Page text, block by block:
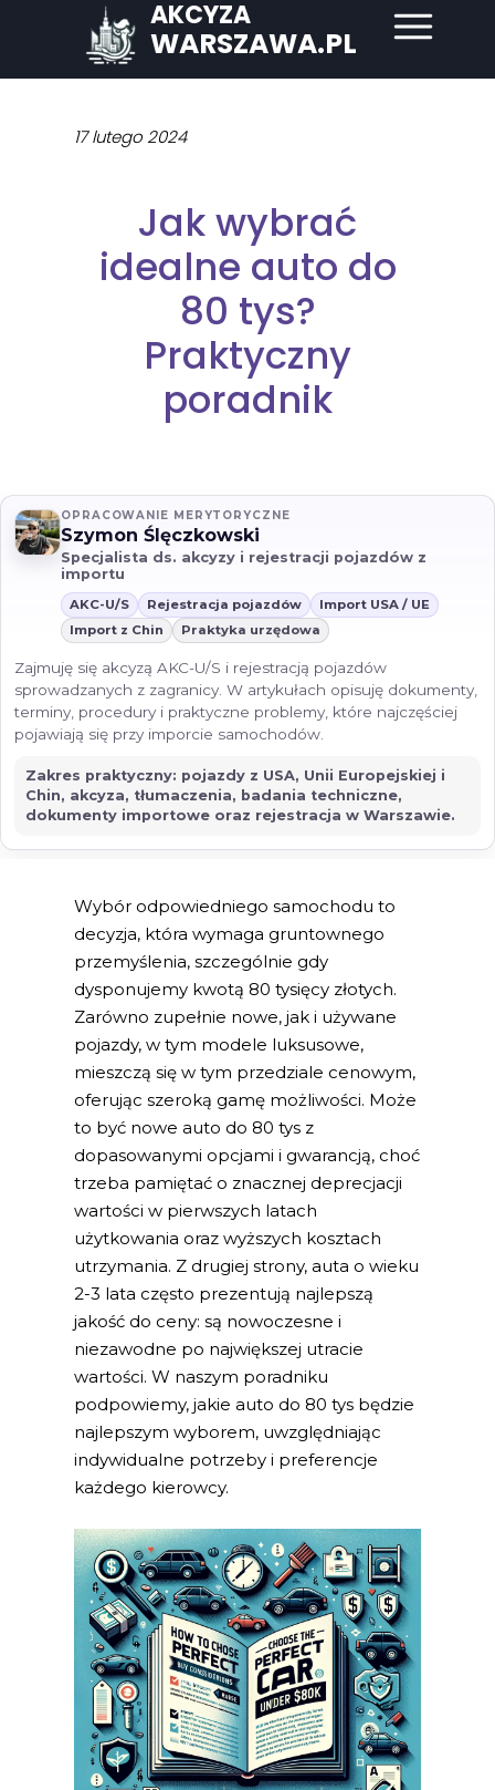
AKCYZA
WARSZAWA.PL
17 lutego 2024
Jak wybrać
idealne auto do
80 tys?
Praktyczny
poradnik
Wybór odpowiedniego samochodu to
decyzja, która wymaga gruntownego
przemyślenia, szczególnie gdy
dysponujemy kwotą 80 tysięcy złotych.
Zarówno zupełnie nowe, jak i używane
pojazdy, w tym modele luksusowe,
mieszczą się w tym przedziale cenowym,
oferując szeroką gamę możliwości. Może
to być nowe auto do 80 tys z
dopasowanymi opcjami i gwarancją, choć
trzeba pamiętać o znacznej deprecjacji
wartości w pierwszych latach
użytkowania oraz wyższych kosztach
utrzymania. Z drugiej strony, auta o wieku
2-3 lata często prezentują najlepszą
jakość do ceny: są nowoczesne i
niezawodne po największej utracie
wartości. W naszym poradniku
podpowiemy, jakie auto do 80 tys będzie
najlepszym wyborem, uwzględniając
indywidualne potrzeby i preferencje
każdego kierowcy.
OPRACOWANIE MERYTORYCZNE
Szymon Ślęczkowski
Specjalista ds. akcyzy i rejestracji pojazdów z
importu
AKC-U/S Rejestracja pojazdów
Import USA / UE
Import z Chin
Praktyka urzędowa
Zajmuję się akcyzą AKC-U/S i rejestracją pojazdów
sprowadzanych z zagranicy. W artykułach opisuję dokumenty,
terminy, procedury i praktyczne problemy, które najczęściej
pojawiają się przy imporcie samochodów.
Zakres praktyczny: pojazdy z USA, Unii Europejskiej i
Chin, akcyza, tłumaczenia, badania techniczne,
dokumenty importowe oraz rejestracja w Warszawie.